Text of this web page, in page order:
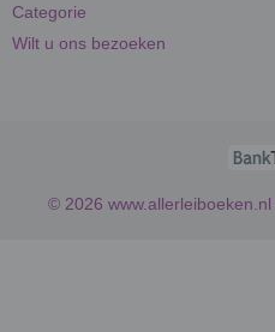
Categorie
Wilt u ons bezoeken
© 2026